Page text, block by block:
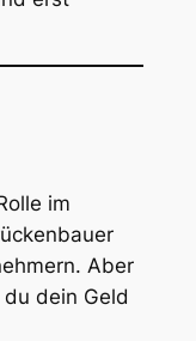
im
Aber
dein Geld